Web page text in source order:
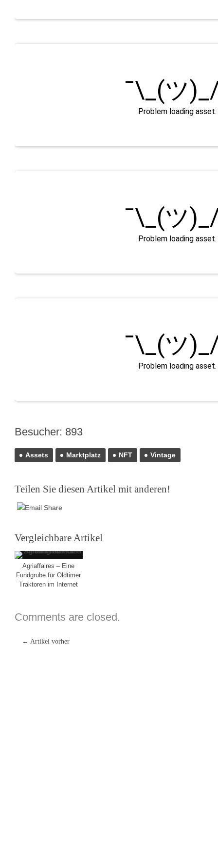
Besucher: 893
Assets Marktplatz NFT Vintage
Teilen Sie diesen Artikel mit anderen!
Vergleichbare Artikel
Agriaffaires – Eine
Fundgrube für Oldtimer
Traktoren im Internet
Comments are closed.
← Artikel vorher